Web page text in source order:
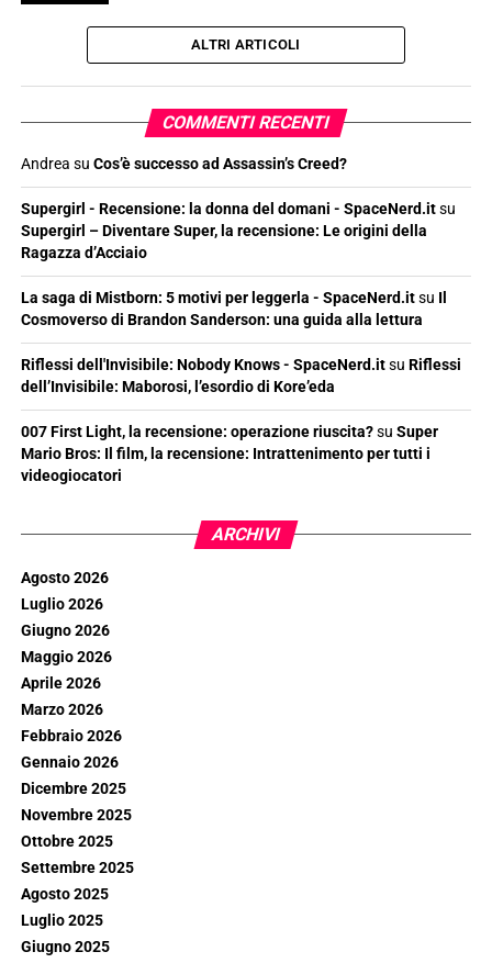
ALTRI ARTICOLI
COMMENTI RECENTI
Andrea su Cos’è successo ad Assassin’s Creed?
Supergirl - Recensione: la donna del domani - SpaceNerd.itsu
Supergirl – Diventare Super, la recensione: Le origini della
Ragazza d’Acciaio
La saga di Mistborn: 5 motivi per leggerla - SpaceNerd.itsu Il
Cosmoverso di Brandon Sanderson: una guida alla lettura
Riflessi dell'Invisibile: Nobody Knows - SpaceNerd.itsu Riflessi
dell’Invisibile: Maborosi, l’esordio di Kore’eda
007 First Light, la recensione: operazione riuscita?su Super
Mario Bros: Il film, la recensione: Intrattenimento per tutti i
videogiocatori
ARCHIVI
Agosto 2026
Luglio 2026
Giugno 2026
Maggio 2026
Aprile 2026
Marzo 2026
Febbraio 2026
Gennaio 2026
Dicembre 2025
Novembre 2025
Ottobre 2025
Settembre 2025
Agosto 2025
Luglio 2025
Giugno 2025